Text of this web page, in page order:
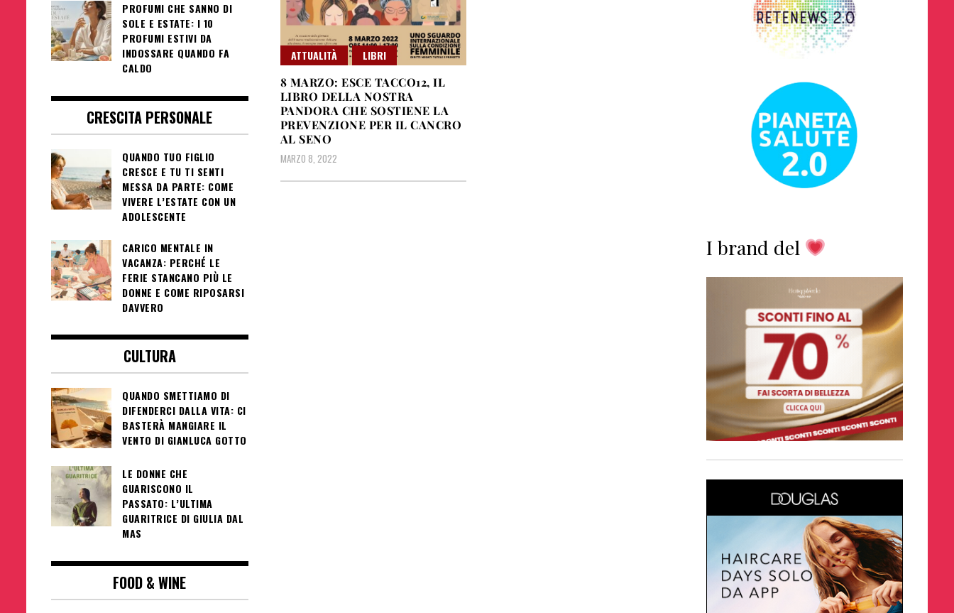
ATTUALITÀ
LIBRI
8 MARZO: ESCE TACCO12, IL
LIBRO DELLA NOSTRA
PANDORA CHE SOSTIENE LA
PREVENZIONE PER IL CANCRO
AL SENO
MARZO 8, 2022
PROFUMI CHE SANNO DI
SOLE E ESTATE: I 10
PROFUMI ESTIVI DA
INDOSSARE QUANDO FA
CALDO
CRESCITA PERSONALE
QUANDO TUO FIGLIO
CRESCE E TU TI SENTI
MESSA DA PARTE: COME
VIVERE L’ESTATE CON UN
ADOLESCENTE
CARICO MENTALE IN
VACANZA: PERCHÉ LE
FERIE STANCANO PIÙ LE
DONNE E COME RIPOSARSI
DAVVERO
CULTURA
QUANDO SMETTIAMO DI
DIFENDERCI DALLA VITA: CI
BASTERÀ MANGIARE IL
VENTO DI GIANLUCA GOTTO
LE DONNE CHE
GUARISCONO IL
PASSATO: L’ULTIMA
GUARITRICE DI GIULIA DAL
MAS
FOOD & WINE
I brand del